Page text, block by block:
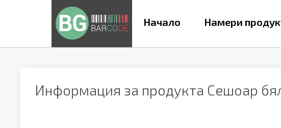
Начало Намери
Информация за продукта Сешоар